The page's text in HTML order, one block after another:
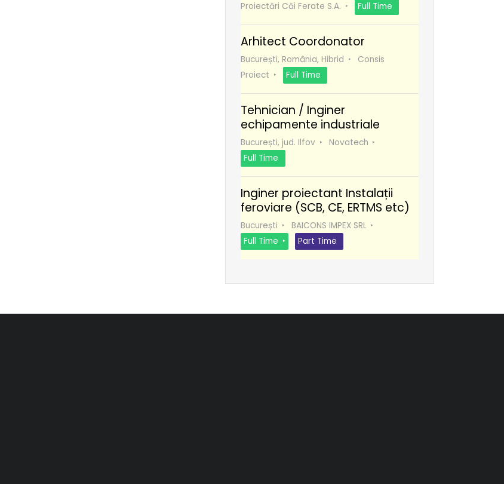
Proiectări Căi Ferate S.A.
Full Time
Arhitect Coordonator
București, România, Hibrid
Consis
Proiect
Full Time
Tehnician / Inginer
echipamente industriale
București, jud. Ilfov
Novatech
Full Time
Inginer proiectant Instalații
feroviare (SCB, CE, ERTMS etc)
București
BAICONS IMPEX SRL
Full Time
Part Time